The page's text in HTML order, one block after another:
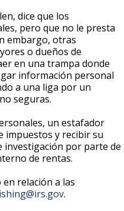
dice que los
pero que no le presta
embargo, otras
o dueños de
en una trampa donde
información personal
a una liga por un
seguras.
un estafador
impuestos y recibir su
investigación por parte de
de rentas.
relación a las
.